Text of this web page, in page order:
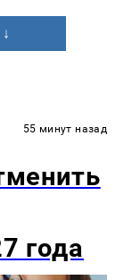
55 минут назад
года